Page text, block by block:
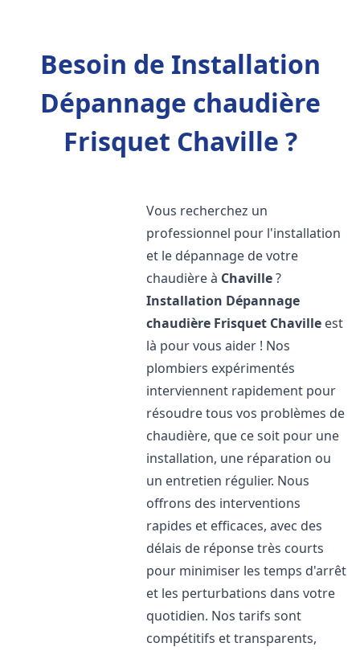
Besoin de Installation
Dépannage chaudière
Frisquet Chaville ?
Vous recherchez un
professionnel pour l'installation
et le dépannage de votre
chaudière à Chaville?
Installation Dépannage
chaudière Frisquet Chaville est
là pour vous aider ! Nos
plombiers expérimentés
interviennent rapidement pour
résoudre tous vos problèmes de
chaudière, que ce soit pour une
installation, une réparation ou
un entretien régulier. Nous
offrons des interventions
rapides et efficaces, avec des
délais de réponse très courts
pour minimiser les temps d'arrêt
et les perturbations dans votre
quotidien. Nos tarifs sont
compétitifs et transparents,